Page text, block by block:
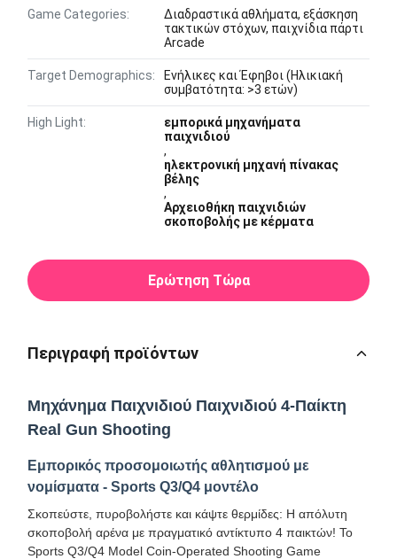
Game Categories:
Διαδραστικά αθλήματα, εξάσκηση
τακτικών στόχων, παιχνίδια πάρτι
Arcade
Target Demographics:
Ενήλικες και Έφηβοι (Ηλικιακή
συμβατότητα: >3 ετών)
High Light:
εμπορικά μηχανήματα
παιχνιδιού
,
ηλεκτρονική μηχανή πίνακας
βέλης
,
Αρχειοθήκη παιχνιδιών
σκοποβολής με κέρματα
Ερώτηση Τώρα
Περιγραφή προϊόντων
Μηχάνημα Παιχνιδιού Παιχνιδιού 4-Παίκτη
Real Gun Shooting
Εμπορικός προσομοιωτής αθλητισμού με
νομίσματα - Sports Q3/Q4 μοντέλο
Σκοπεύστε, πυροβολήστε και κάψτε θερμίδες: Η απόλυτη
σκοποβολή αρένα με πραγματικό αντίκτυπο 4 παικτών! Το
Sports Q3/Q4 Model Coin-Operated Shooting Game